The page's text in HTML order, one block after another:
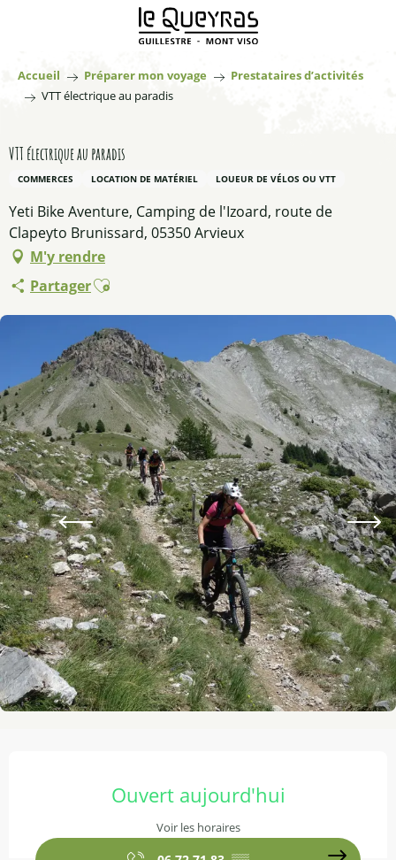
principal
Accueil Préparer mon voyage
Prestataires d’activités
VTT électrique au paradis
VTT électrique au paradis
COMMERCES LOCATION DE MATÉRIEL LOUEUR DE VÉLOS OU VTT
Yeti Bike Aventure, Camping de l'Izoard, route de
Clapeyto Brunissard, 05350 Arvieux
M'y rendre
PartagerAjouter aux favoris
Ouvert aujourd'hui
Voir les horaires